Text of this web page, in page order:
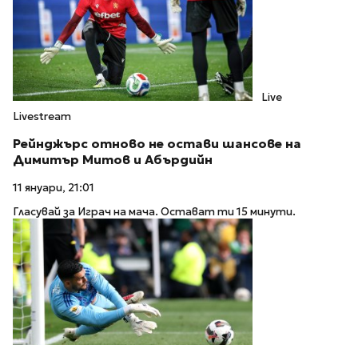
Live
Livestream
Рейнджърс отново не остави шансове на
Димитър Митов и Абърдийн
11 януари, 21:01
Гласувай за Играч на мача. Остават ти 15 минути.